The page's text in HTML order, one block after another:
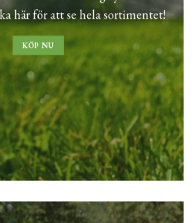
här för att se hela sortimentet!
KÖP NU